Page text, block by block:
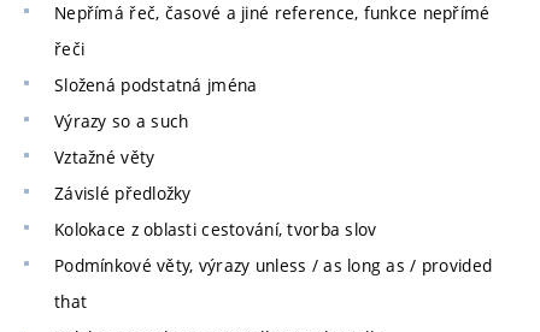
Nepřímá řeč, časové a jiné reference, funkce nepřímé
řeči
Složená podstatná jména
Výrazy so a such
Vztažné věty
Závislé předložky
Kolokace z oblasti cestování, tvorba slov
Podmínkové věty, výrazy unless / as long as / provided
that